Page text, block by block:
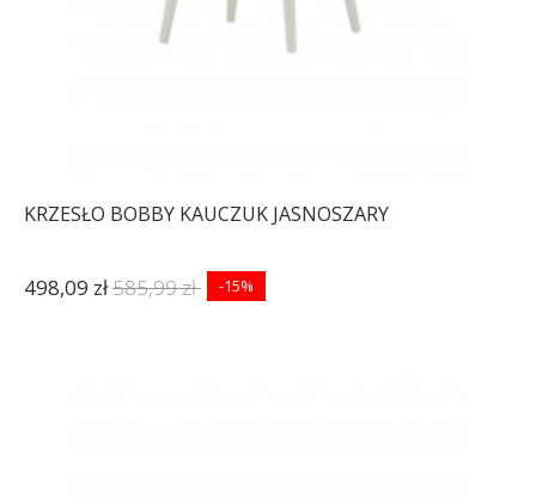
KRZESŁO BOBBY KAUCZUK JASNOSZARY
498,09 zł585,99 zł -15%